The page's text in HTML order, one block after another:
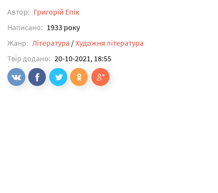
Автор: Григорій Епік
Написано: 1933 року
Жанр: Література /Художня література
Твір додано: 20-10-2021, 18:55